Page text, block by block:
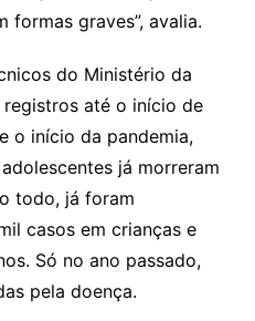
formas graves”, avalia.
do Ministério da
registros até o início de
o início da pandemia,
já morreram
todo, já foram
casos em crianças e
Só no ano passado,
pela doença.